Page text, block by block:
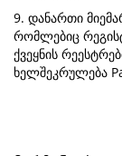
9. დანართი
რომლებიც
ქვეყნის
ხელშეკრულება